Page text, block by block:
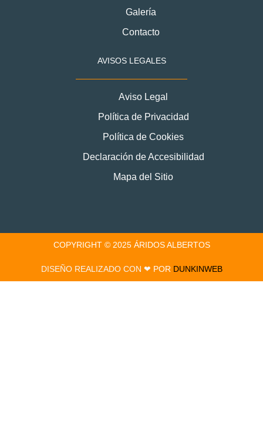
Galería
Contacto
AVISOS LEGALES
Aviso Legal
Política de Privacidad
Política de Cookies
Declaración de Accesibilidad
Mapa del Sitio
COPYRIGHT © 2025 ÁRIDOS ALBERTOS
DISEÑO REALIZADO CON ❤ POR DUNKINWEB